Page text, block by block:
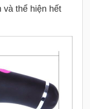
và thể hiện hết